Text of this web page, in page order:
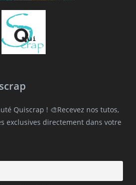
Quiscrap ! 🎨Recevez nos tutos,
exclusives directement dans votre